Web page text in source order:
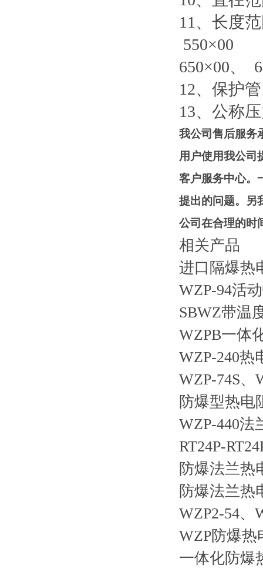
11、长度
550×00
650×00、
12、保护
13、公称
我公司售后服务
用户使用我公司
客户服务中心。
提出的问题。另
公司在合理的时
相关产品
进口隔爆热
WZP-94活
SBWZ带温
WZPB一体
WZP-240热
WZP-74S、
防爆型热电
WZP-440法
RT24P-
防爆法兰热
防爆法兰热
WZP2-54、
WZP防爆热
一体化防爆